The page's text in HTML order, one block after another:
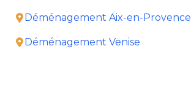
Déménagement Aix-en-Provence
Déménagement Venise